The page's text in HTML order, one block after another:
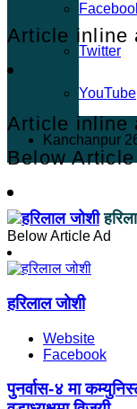
Twitter
YouTube
Kanchanpur
Article inline
Article inline
Below
Below Article Ad
हरिलाल जोशी
Website
Facebook
पुनर्वास-४ मा